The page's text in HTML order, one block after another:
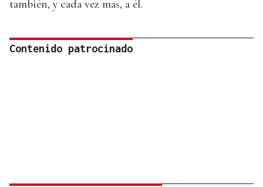
también, y cada vez mas, a él.
Contenido patrocinado